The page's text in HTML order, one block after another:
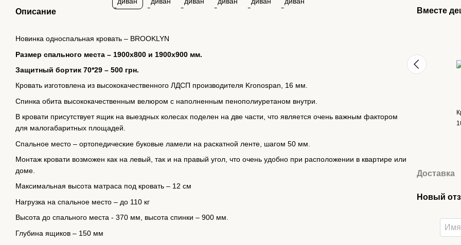
Описание
Новинка односпальная кровать – BROOKLYN
Размер спального места – 1900х800 и 1900х900 мм.
Защитный бортик 70*29 – 500 грн.
Кровать изготовлена ​​из высококачественного ЛДСП производителя Kronospan, 16 мм.
Спинка обита высококачественным велюром с наполненным пенополиуретаном внутри.
В кровати присутствует ящик на выездных колесах поделен на две части, что является очень важным фактором
для малогабаритных площадей.
Спальное место – ортопедические буковые ламели на раскатной ленте, шагом 50 мм.
Монтаж кровати возможен как на левый, так и на правый угол, что очень удобно при расположении в квартире или
доме.
Максимальная высота матраса под кровать – 12 см
Нагрузка на спальное место – до 110 кг
Высота до спального места - 370 мм, высота спинки – 900 мм.
Глубина ящиков – 150 мм
Вместе
Доставка
Новый